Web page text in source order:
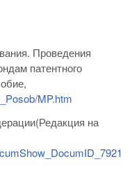
Проведения
патентного
MP.htm
на